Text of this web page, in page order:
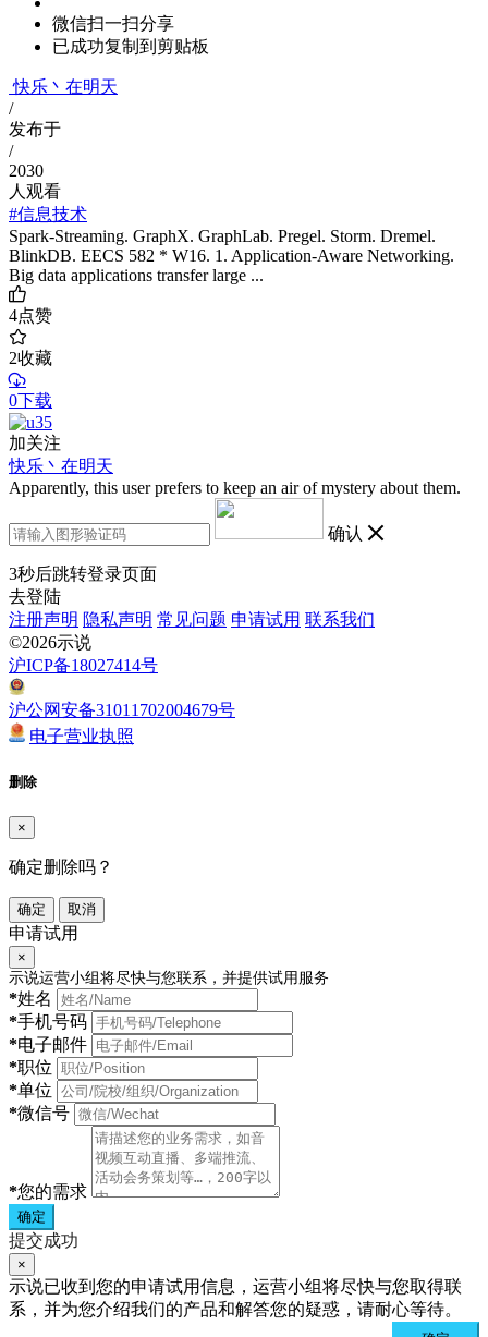
微信扫一扫分享
已成功复制到剪贴板
快乐丶在明天
/
发布于
/
2030
人观看
#信息技术
Spark-Streaming. GraphX. GraphLab. Pregel. Storm. Dremel.
BlinkDB. EECS 582 * W16. 1. Application-Aware Networking.
Big data applications transfer large ...
4点赞
2收藏
0下载
加关注
快乐丶在明天
Apparently, this user prefers to keep an air of mystery about them.
确认
3秒后跳转登录页面
去登陆
注册声明 隐私声明 常见问题 申请试用 联系我们
©2026示说
沪ICP备18027414号
沪公网安备31011702004679号
电子营业执照
删除
×
确定删除吗？
确定 取消
申请试用
×
示说运营小组将尽快与您联系，并提供试用服务
*姓名
*手机号码
*电子邮件
*职位
*单位
*微信号
*您的需求
确定
提交成功
×
示说已收到您的申请试用信息，运营小组将尽快与您取得联
系，并为您介绍我们的产品和解答您的疑惑，请耐心等待。